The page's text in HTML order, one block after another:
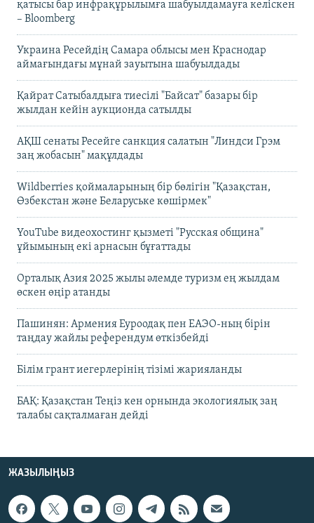
қатысы бар инфрақұрылымға шабуылдамауға келіскен
– Bloomberg
Украина Ресейдің Самара облысы мен Краснодар
аймағындағы мұнай зауытына шабуылдады
Қайрат Сатыбалдыға тиесілі "Байсат" базары бір
жылдан кейін аукционда сатылды
АҚШ сенаты Ресейге санкция салатын "Линдси Грэм
заң жобасын" мақұлдады
Wildberries қоймаларының бір бөлігін "Қазақстан,
Өзбекстан және Беларуське көшірмек"
YouTube видеохостинг қызметі "Русская община"
ұйымының екі арнасын бұғаттады
Орталық Азия 2025 жылы әлемде туризм ең жылдам
өскен өңір атанды
Пашинян: Армения Еуроодақ пен ЕАЭО-ның бірін
таңдау жайлы референдум өткізбейді
Білім грант иегерлерінің тізімі жарияланды
БАҚ: Қазақстан Теңіз кен орнында экологиялық заң
талабы сақталмаған дейді
ЖАЗЫЛЫҢЫЗ